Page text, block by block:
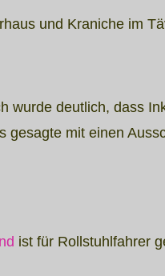
und Kraniche im
wurde deutlich, dass
gesagte mit einen
ist für Rollstuhlfahrer